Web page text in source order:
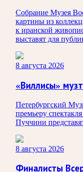
Собрание Музея
картины из
к иранской
выставят для
8 августа 2026
«Виллисы»
Петербургский
премьеру
Пуччини
8 августа 2026
Финалисты